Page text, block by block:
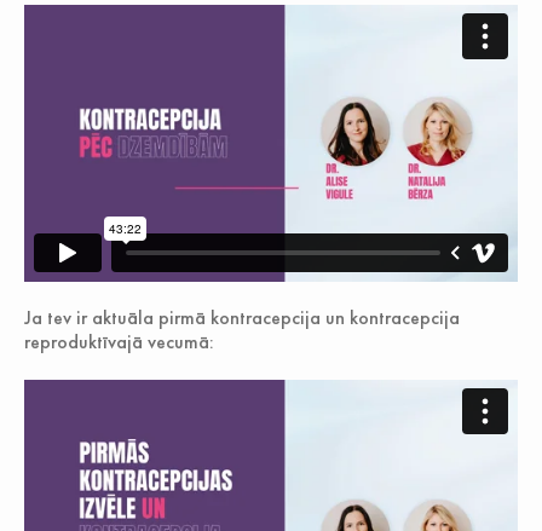
Ja tev ir aktuāla pirmā kontracepcija un kontracepcija
reproduktīvajā vecumā: